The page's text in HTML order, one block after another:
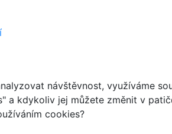
návštěvnost, využíváme
a kdykoliv jej můžete změnit v
cookies?